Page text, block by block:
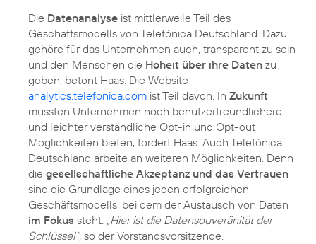
Die Datenanalyse ist mittlerweile Teil des
Geschäftsmodells von Telefónica Deutschland. Dazu
gehöre für das Unternehmen auch, transparent zu sein
und den Menschen die Hoheit über ihre Daten zu
geben, betont Haas. Die Website
analytics.telefonica.com ist Teil davon. In Zukunft
müssten Unternehmen noch benutzerfreundlichere
und leichter verständliche Opt-in und Opt-out
Möglichkeiten bieten, fordert Haas. Auch Telefónica
Deutschland arbeite an weiteren Möglichkeiten. Denn
die gesellschaftliche Akzeptanz und das Vertrauen
sind die Grundlage eines jeden erfolgreichen
Geschäftsmodells, bei dem der Austausch von Daten
im Fokus steht. „Hier ist die Datensouveränität der
Schlüssel“, so der Vorstandsvorsitzende.